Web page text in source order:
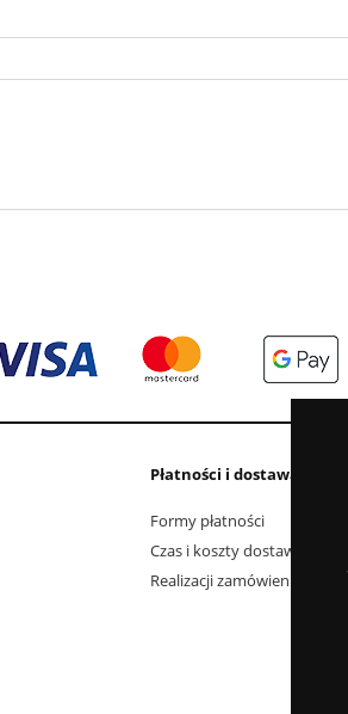
Płatności i dostawa
Formy płatności
Czas i koszty dostawy
Realizacji zamówienia